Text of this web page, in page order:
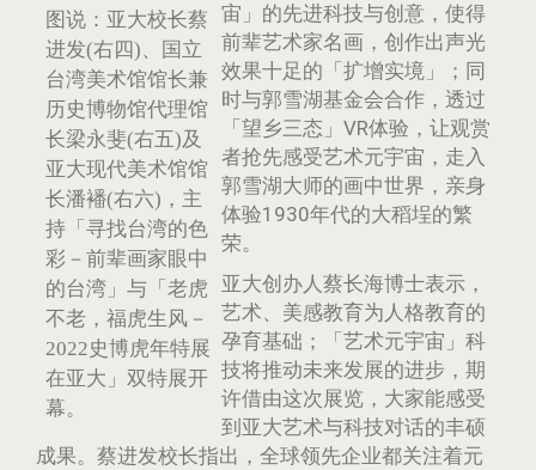
图说：亚大校长蔡
进发(右四)、国立
台湾美术馆馆长兼
历史博物馆代理馆
长梁永斐(右五)及
亚大现代美术馆馆
长潘襎(右六)，主
持「寻找台湾的色
彩－前辈画家眼中
的台湾」与「老虎
不老，福虎生风－
2022史博虎年特展
在亚大」双特展开
幕。
宙」的先进科技与创意，使得
前辈艺术家名画，创作出声光
效果十足的「扩增实境」；同
时与郭雪湖基金会合作，透过
「望乡三态」VR体验，让观赏
者抢先感受艺术元宇宙，走入
郭雪湖大师的画中世界，亲身
体验1930年代的大稻埕的繁
荣。
亚大创办人蔡长海博士表示，
艺术、美感教育为人格教育的
孕育基础；「艺术元宇宙」科
技将推动未来发展的进步，期
许借由这次展览，大家能感受
到亚大艺术与科技对话的丰硕
成果。蔡进发校长指出，全球领先企业都关注着元